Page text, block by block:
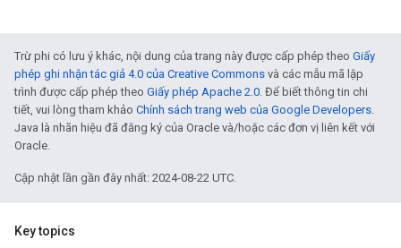
Trừ phi có lưu ý khác, nội dung của trang này được cấp phép theo Giấy
phép ghi nhận tác giả 4.0 của Creative Commons và các mẫu mã lập
trình được cấp phép theo Giấy phép Apache 2.0. Để biết thông tin chi
tiết, vui lòng tham khảo Chính sách trang web của Google Developers.
Java là nhãn hiệu đã đăng ký của Oracle và/hoặc các đơn vị liên kết với
Oracle.
Cập nhật lần gần đây nhất: 2024-08-22 UTC.
Key topics